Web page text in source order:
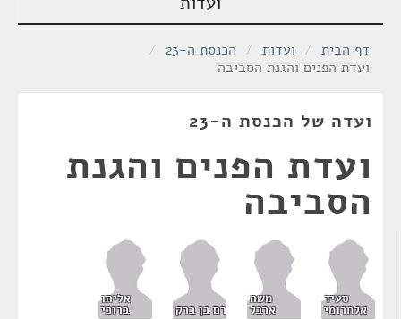
דף הבית / ועדות / הכנסת ה-23
/
ועדת הפנים והגנת הסביבה
ועדה של הכנסת ה-23
ועדת הפנים והגנת
הסביבה
סעיד
אלחרומי
משה
ארבל רם בן ברק
אליהו
ברוכי